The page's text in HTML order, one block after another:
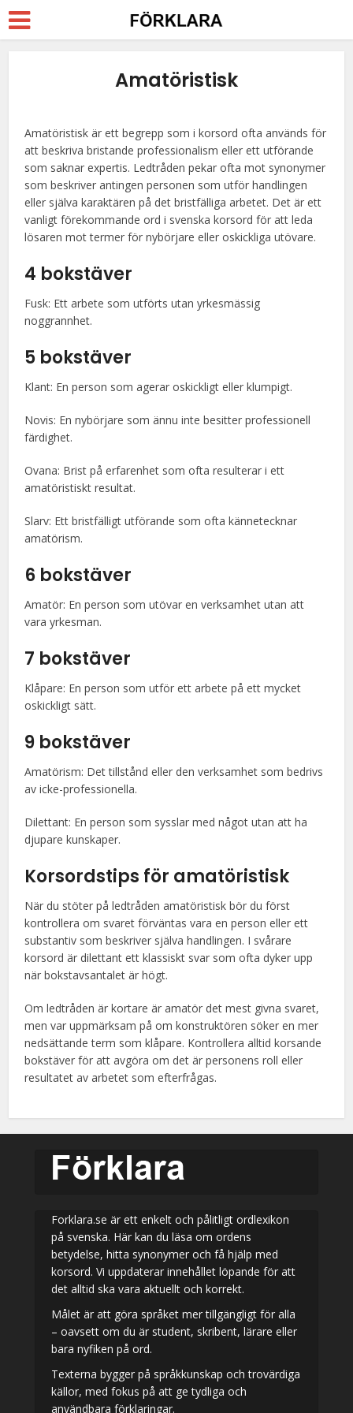
Amatöristisk
Amatöristisk är ett begrepp som i korsord ofta används för
att beskriva bristande professionalism eller ett utförande
som saknar expertis. Ledtråden pekar ofta mot synonymer
som beskriver antingen personen som utför handlingen
eller själva karaktären på det bristfälliga arbetet. Det är ett
vanligt förekommande ord i svenska korsord för att leda
lösaren mot termer för nybörjare eller oskickliga utövare.
4 bokstäver
Fusk: Ett arbete som utförts utan yrkesmässig
noggrannhet.
5 bokstäver
Klant: En person som agerar oskickligt eller klumpigt.
Novis: En nybörjare som ännu inte besitter professionell
färdighet.
Ovana: Brist på erfarenhet som ofta resulterar i ett
amatöristiskt resultat.
Slarv: Ett bristfälligt utförande som ofta kännetecknar
amatörism.
6 bokstäver
Amatör: En person som utövar en verksamhet utan att
vara yrkesman.
7 bokstäver
Klåpare: En person som utför ett arbete på ett mycket
oskickligt sätt.
9 bokstäver
Amatörism: Det tillstånd eller den verksamhet som bedrivs
av icke-professionella.
Dilettant: En person som sysslar med något utan att ha
djupare kunskaper.
Korsordstips för amatöristisk
När du stöter på ledtråden amatöristisk bör du först
kontrollera om svaret förväntas vara en person eller ett
substantiv som beskriver själva handlingen. I svårare
korsord är dilettant ett klassiskt svar som ofta dyker upp
när bokstavsantalet är högt.
Om ledtråden är kortare är amatör det mest givna svaret,
men var uppmärksam på om konstruktören söker en mer
nedsättande term som klåpare. Kontrollera alltid korsande
bokstäver för att avgöra om det är personens roll eller
resultatet av arbetet som efterfrågas.
Forklara.se är ett enkelt och pålitligt ordlexikon
på svenska. Här kan du läsa om ordens
betydelse, hitta synonymer och få hjälp med
korsord. Vi uppdaterar innehållet löpande för att
det alltid ska vara aktuellt och korrekt.
Målet är att göra språket mer tillgängligt för alla
– oavsett om du är student, skribent, lärare eller
bara nyfiken på ord.
Texterna bygger på språkkunskap och trovärdiga
källor, med fokus på att ge tydliga och
användbara förklaringar.